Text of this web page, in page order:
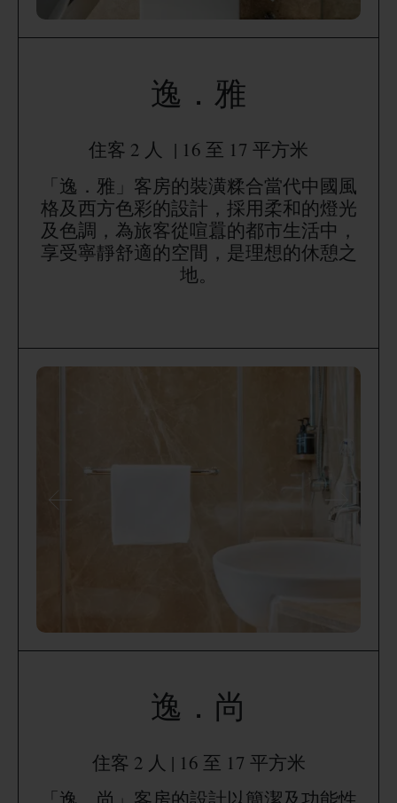
逸．雅
住客 2 人 | 16 至 17 平方米
「逸．雅」客房的裝潢糅合當代中國風
格及西方色彩的設計，採用柔和的燈光
及色調，為旅客從喧囂的都市生活中，
享受寧靜舒適的空間，是理想的休憩之
地。
逸．尚
住客 2 人 | 16 至 17 平方米